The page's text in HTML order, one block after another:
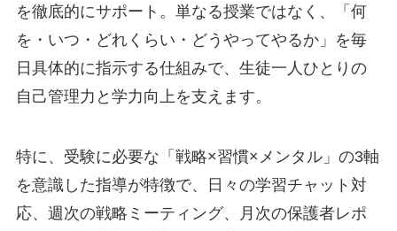
を徹底的にサポート。単なる授業ではなく、「何
を・いつ・どれくらい・どうやってやるか」を毎
日具体的に指示する仕組みで、生徒一人ひとりの
自己管理力と学力向上を支えます。
特に、受験に必要な「戦略×習慣×メンタル」の3軸
を意識した指導が特徴で、日々の学習チャット対
応、週次の戦略ミーティング、月次の保護者レポ